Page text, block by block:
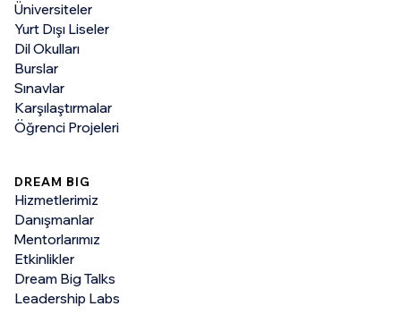
Üniversiteler
Yurt Dışı Liseler
Dil Okulları
Burslar
Sınavlar
Karşılaştırmalar
Öğrenci Projeleri
DREAM BIG
Hizmetlerimiz
Danışmanlar
Mentorlarımız
Etkinlikler
Dream Big Talks
Leadership Labs